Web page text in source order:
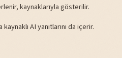
kaynaklarıyla gösterilir.
AI yanıtlarını da içerir.